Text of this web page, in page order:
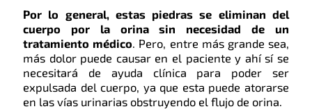
Por lo general, estas piedras se eliminan del
cuerpo por la orina sin necesidad de un
tratamiento médico . Pero, entre más grande sea,
más dolor puede causar en el paciente y ahí sí se
necesitará de ayuda clínica para poder ser
expulsada del cuerpo, ya que esta puede atorarse
en las vías urinarias obstruyendo el flujo de orina.